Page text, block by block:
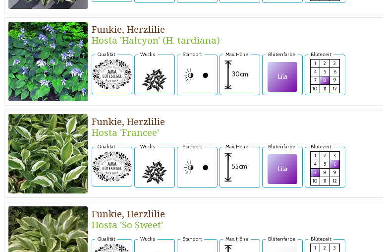
Funkie, Herzlilie
Hosta 'Halcyon' (H. tardiana)
Qualität Wuchs Standort Max. Höhe
30cm
Blütenfarbe
Lila
Blütezeit
1
2
3
4
5
6
7
8
9
10
11 12
Funkie, Herzlilie
Hosta 'Francee'
Qualität Wuchs Standort Max. Höhe
55cm
Blütenfarbe
Lila
Blütezeit
1
2
3
4
5
6
7
8
9
10
11 12
Funkie, Herzlilie
Hosta 'So Sweet'
Qualität Wuchs Standort Max. Höhe Blütenfarbe
Blütezeit
1
2
3